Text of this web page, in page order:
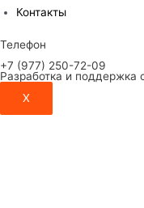
Контакты
Телефон
+7 (977) 250-72-09
Разработка и поддержка
X